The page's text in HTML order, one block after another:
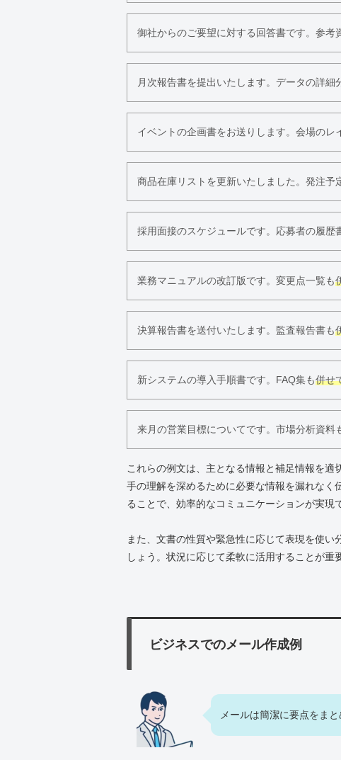
御社からのご要望に対する回答書です。参考
月次報告書を提出いたします。データの詳細
イベントの企画書をお送りします。会場のレ
商品在庫リストを更新いたしました。発注予
採用面接のスケジュールです。応募者の履歴
業務マニュアルの改訂版です。変更点一覧も
決算報告書を送付いたします。監査報告書も
新システムの導入手順書です。FAQ集も併せ
来月の営業目標についてです。市場分析資料
これらの例文は、主となる情報と補足情報を
手の理解を深めるために必要な情報を漏れな
ることで、効率的なコミュニケーションが実現
また、文書の性質や緊急性に応じて表現を使
しょう。状況に応じて柔軟に活用することが重
ビジネスでのメール作成例
メールは簡潔に要点をま